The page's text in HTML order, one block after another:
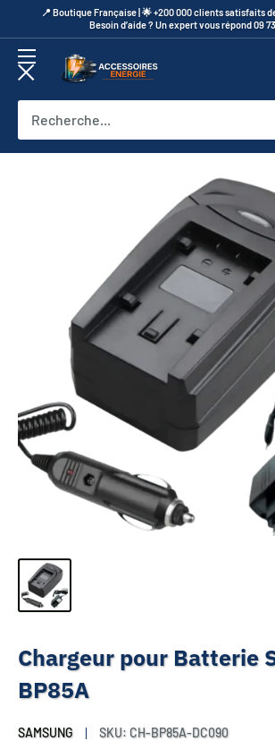
au
contenu
​📍​ Boutique Française | 🌟 +200 000 clients satisfaits
Besoin d’aide ? Un expert vous répond 09
Accessoires
Chargeur pour Batterie
BP85A
SAMSUNG SKU: CH-BP85A-DC090